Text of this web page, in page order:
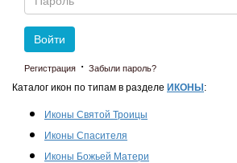
Войти
Регистрация · Забыли пароль?
Каталог икон по типам в разделе ИКОНЫ :
Иконы Святой Троицы
Иконы Спасителя
Иконы Божьей Матери